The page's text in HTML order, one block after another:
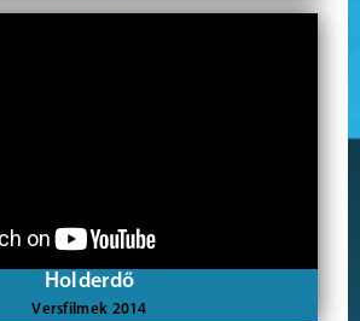
Holderdő
Versfilmek 2014